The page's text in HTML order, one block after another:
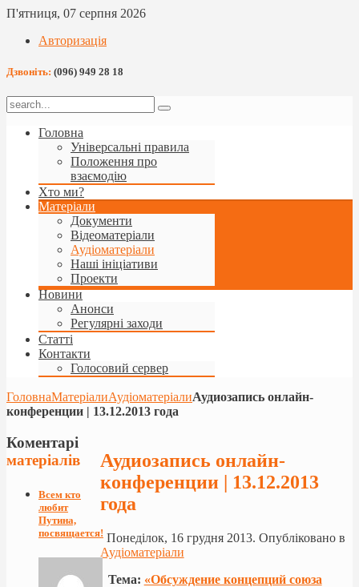
П'ятниця, 07 серпня 2026
Авторизація
Дзвоніть: (096) 949 28 18
Головна
Універсальні правила
Положення про
взаємодію
Хто ми?
Матеріали
Документи
Відеоматеріали
Аудіоматеріали
Наші ініціативи
Проекти
Новини
Анонси
Регулярні заходи
Статті
Контакти
Голосовий сервер
ГоловнаМатеріалиАудіоматеріалиАудиозапись онлайн-
конференции | 13.12.2013 года
Аудиозапись онлайн-
конференции | 13.12.2013
года
Понеділок, 16 грудня 2013. Опубліковано в
Аудіоматеріали
Тема: «Обсуждение концепций союза
Коментарі
матеріалів
Всем кто
любит
Путина,
посвящается!